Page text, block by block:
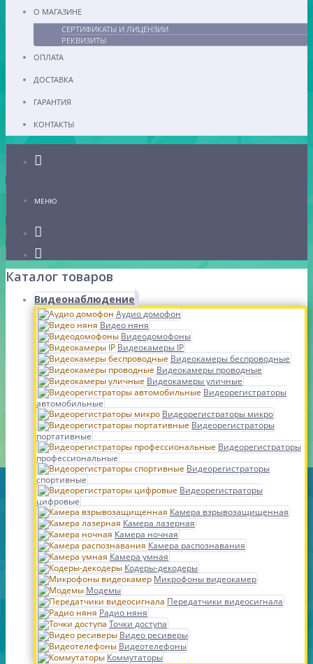
О МАГАЗИНЕ
СЕРТИФИКАТЫ И ЛИЦЕНЗИИ
РЕКВИЗИТЫ
ОПЛАТА
ДОСТАВКА
ГАРАНТИЯ
КОНТАКТЫ
МЕНЮ
Каталог товаров
Видеонаблюдение
Аудио домофон
Видео няня
Видеодомофоны
Видеокамеры IP
Видеокамеры беспроводные
Видеокамеры проводные
Видеокамеры уличные
Видеорегистраторы
автомобильные
Видеорегистраторы микро
Видеорегистраторы
портативные
Видеорегистраторы
профессиональные
Видеорегистраторы
спортивные
Видеорегистраторы
цифровые
Камера взрывозащищенная
Камера лазерная
Камера ночная
Камера распознавания
Камера умная
Кодеры-декодеры
Микрофоны видеокамер
Модемы
Передатчики видеосигнала
Радио няня
Точки доступа
Видео ресиверы
Видеотелефоны
Коммутаторы